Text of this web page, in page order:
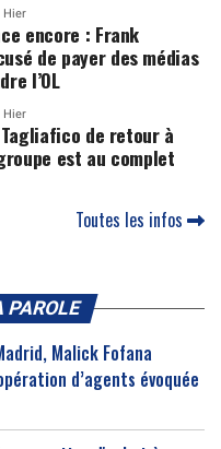
Hier
encore : Frank
de payer des médias
l’OL
Hier
de retour à
est au complet
Toutes les infos
PAROLE
Malick Fofana
d’agents évoquée